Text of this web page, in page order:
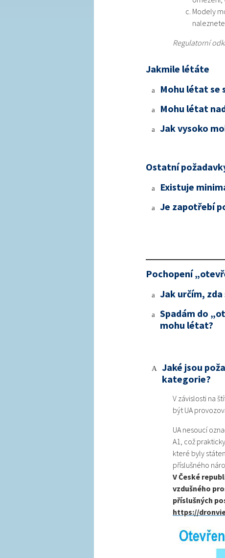
Modely
Regulatorní
Jakmile létáte
a Mohu létat se
a Mohu létat
a Jak vysoko
Ostatní
a Existuje
a Je zapotřebí
Pochopení
a Jak určím,
a
Spadám do
mohu létat?
A
Jaké jsou
kategorie?
V závislosti na
být UA
UA nesoucí
A1, což
které byly
příslušného
V České
vzdušného
příslušných
https://